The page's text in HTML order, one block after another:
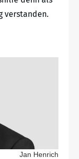
verstanden.
Jan Henrich